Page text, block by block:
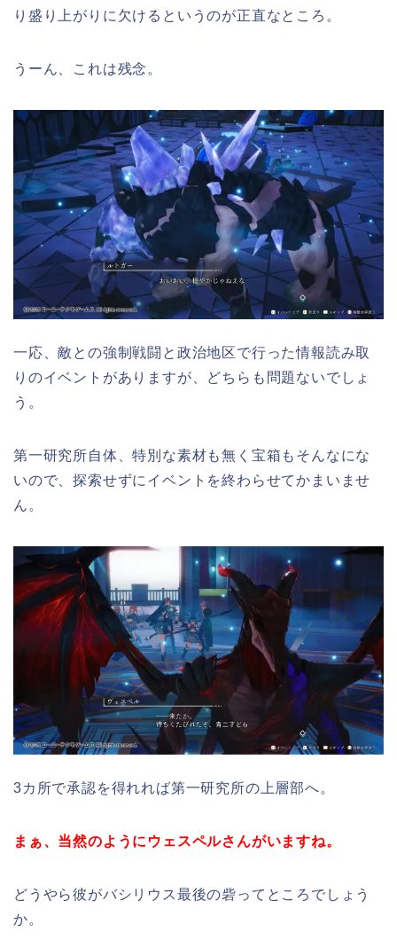
り盛り上がりに欠けるというのが正直なところ。
うーん、これは残念。
一応、敵との強制戦闘と政治地区で行った情報読み取
りのイベントがありますが、どちらも問題ないでしょ
う。
第一研究所自体、特別な素材も無く宝箱もそんなにな
いので、探索せずにイベントを終わらせてかまいませ
ん。
3カ所で承認を得れれば第一研究所の上層部へ。
まぁ、当然のようにウェスペルさんがいますね。
どうやら彼がバシリウス最後の砦ってところでしょう
か。